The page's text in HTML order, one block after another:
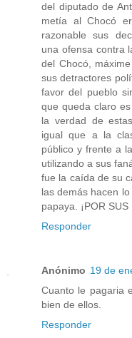
del diputado de
metía al Chocó
razonable sus
una ofensa contra
del Chocó,
sus detractores
favor del pueblo
que queda claro
la verdad de
igual que a la
público y frente a
utilizando a sus
fue la caída de su
las demás hacen
papaya. ¡POR SUS
Responder
Anónimo 19 de
Cuanto le pagaria
bien de ellos.
Responder